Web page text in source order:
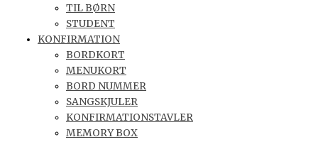
TIL BØRN
STUDENT
KONFIRMATION
BORDKORT
MENUKORT
BORD NUMMER
SANGSKJULER
KONFIRMATIONSTAVLER
MEMORY BOX